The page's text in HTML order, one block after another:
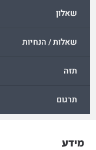
שאלון
שאלות / הנחיות
תזה
תרגום
מידע